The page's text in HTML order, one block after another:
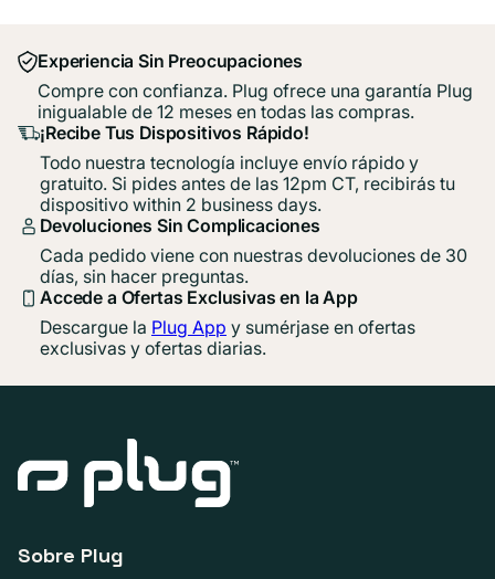
Experiencia Sin Preocupaciones
Compre con confianza. Plug ofrece una garantía Plug
inigualable de 12 meses en todas las compras.
¡Recibe Tus Dispositivos Rápido!
Todo nuestra tecnología incluye envío rápido y
gratuito. Si pides antes de las 12pm CT, recibirás tu
dispositivo within 2 business days.
Devoluciones Sin Complicaciones
Cada pedido viene con nuestras devoluciones de 30
días, sin hacer preguntas.
Accede a Ofertas Exclusivas en la App
Descargue la Plug App y sumérjase en ofertas
exclusivas y ofertas diarias.
Sobre Plug